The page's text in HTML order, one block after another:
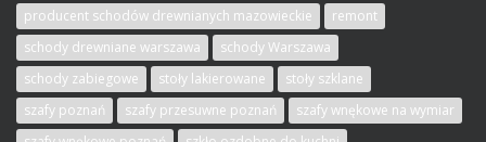
producent schodów drewnianych mazowieckie
remont
schody drewniane warszawa
schody Warszawa
schody zabiegowe
stoły lakierowane
stoły szklane
szafy poznań
szafy przesuwne poznań
szafy wnękowe na wymiar